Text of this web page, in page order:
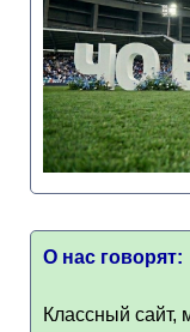
О нас говорят:
Классный сайт,